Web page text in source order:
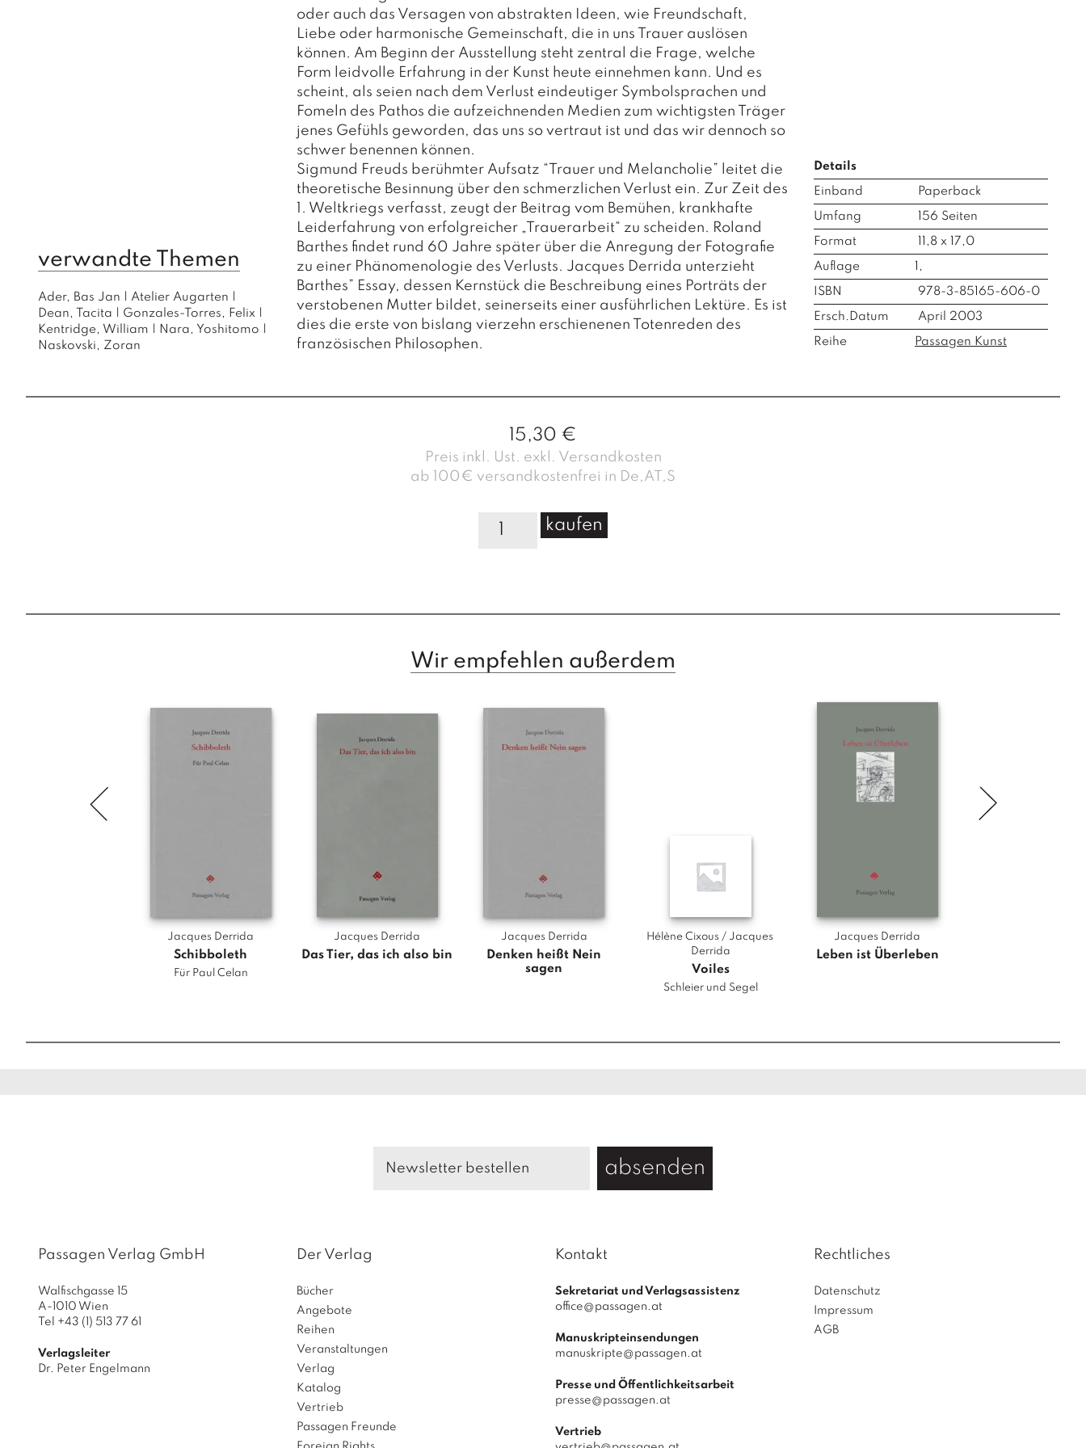
oder auch das Versagen von abstrakten Ideen, wie Freundschaft,
Liebe oder harmonische Gemeinschaft, die in uns Trauer auslösen
können. Am Beginn der Ausstellung steht zentral die Frage, welche
Form leidvolle Erfahrung in der Kunst heute einnehmen kann. Und es
scheint, als seien nach dem Verlust eindeutiger Symbolsprachen und
Fomeln des Pathos die aufzeichnenden Medien zum wichtigsten Träger
jenes Gefühls geworden, das uns so vertraut ist und das wir dennoch so
schwer benennen können.
Sigmund Freuds berühmter Aufsatz “Trauer und Melancholie” leitet die
theoretische Besinnung über den schmerzlichen Verlust ein. Zur Zeit des
1. Weltkriegs verfasst, zeugt der Beitrag vom Bemühen, krankhafte
Leiderfahrung von erfolgreicher „Trauerarbeit“ zu scheiden. Roland
Barthes findet rund 60 Jahre später über die Anregung der Fotografie
zu einer Phänomenologie des Verlusts. Jacques Derrida unterzieht
Barthes” Essay, dessen Kernstück die Beschreibung eines Porträts der
verstobenen Mutter bildet, seinerseits einer ausführlichen Lektüre. Es ist
dies die erste von bislang vierzehn erschienenen Totenreden des
französischen Philosophen.
verwandte Themen
Ader, Bas Jan Atelier Augarten
Dean, Tacita
Gonzales-Torres, Felix
Kentridge, William
Nara, Yoshitomo
Naskovski, Zoran
Details
Einband
Paperback
Umfang
156 Seiten
Format
11,8 x 17,0
Auflage
1,
ISBN
978-3-85165-606-0
Ersch.Datum
April 2003
Reihe
Passagen Kunst
15,30 €
Preis inkl. Ust. exkl. Versandkosten
ab 100€ versandkostenfrei in De,AT,S
r
e
n
e
kaufen
Wir empfehlen außerdem
Jacques Derrida
Schibboleth
Für Paul Celan
Jacques Derrida
Das Tier, das ich also bin
Jacques Derrida
Denken heißt Nein
sagen
Hélène Cixous / Jacques
Derrida
Voiles
Schleier und Segel
Jacques Derrida
Leben ist Überleben
absenden
Passagen Verlag GmbH
Walfischgasse 15
A-1010 Wien
Tel +43 (1) 513 77 61
Verlagsleiter
Dr. Peter Engelmann
Der Verlag
Bücher
Angebote
Reihen
Veranstaltungen
Verlag
Katalog
Vertrieb
Passagen Freunde
Kontakt
Sekretariat und Verlagsassistenz
office@passagen.at
Manuskripteinsendungen
manuskripte@passagen.at
Presse und Öffentlichkeitsarbeit
presse@passagen.at
Vertrieb
Rechtliches
Datenschutz
Impressum
AGB